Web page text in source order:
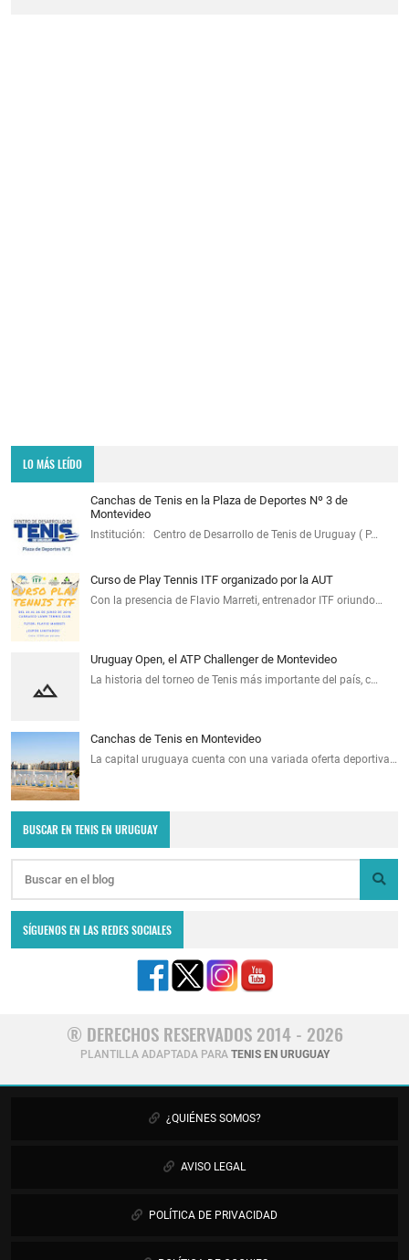
LO MÁS LEÍDO
Canchas de Tenis en la Plaza de Deportes Nº 3 de
Montevideo
Institución: Centro de Desarrollo de Tenis de Uruguay ( P…
Curso de Play Tennis ITF organizado por la AUT
Con la presencia de Flavio Marreti, entrenador ITF oriundo…
Uruguay Open, el ATP Challenger de Montevideo
La historia del torneo de Tenis más importante del país, c…
Canchas de Tenis en Montevideo
La capital uruguaya cuenta con una variada oferta deportiva…
BUSCAR EN TENIS EN URUGUAY
SÍGUENOS EN LAS REDES SOCIALES
® DERECHOS RESERVADOS 2014 - 2026
PLANTILLA ADAPTADA PARA TENIS EN URUGUAY
¿QUIÉNES SOMOS?
AVISO LEGAL
POLÍTICA DE PRIVACIDAD